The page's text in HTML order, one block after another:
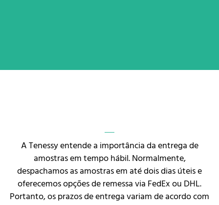
A Tenessy entende a importância da entrega de
amostras em tempo hábil. Normalmente,
despachamos as amostras em até dois dias úteis e
oferecemos opções de remessa via FedEx ou DHL.
Portanto, os prazos de entrega variam de acordo com